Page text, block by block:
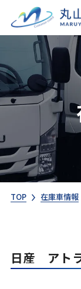
TOP 在庫車情報
日産 アト